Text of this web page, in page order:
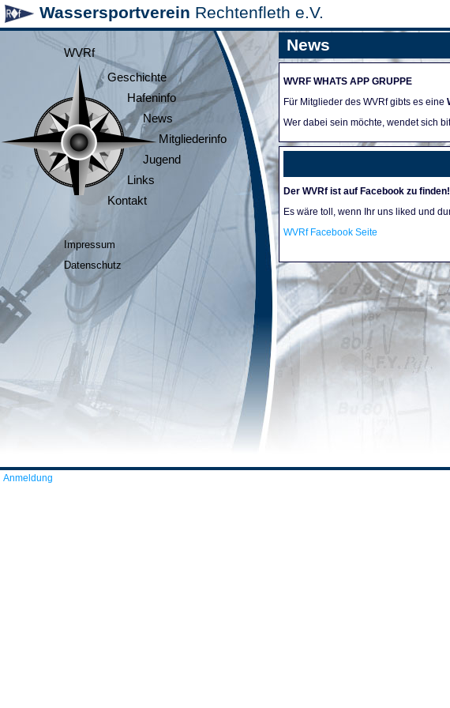
Wassersportverein Rechtenfleth e.V.
WVRf
Geschichte
Hafeninfo
News
Mitgliederinfo
Jugend
Links
Kontakt
Impressum
Datenschutz
News
WVRF WHATS APP GRUPPE
Für Mitglieder des WVRf gibts es eine
Wer dabei sein möchte, wendet sich
Der WVRf ist auf Facebook zu finden!
Es wäre toll, wenn Ihr uns liked und
WVRf Facebook Seite
Anmeldung